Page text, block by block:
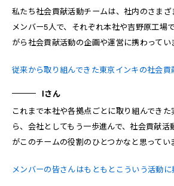
私たち社会貢献活動チームは、社内のさま
メンバー5人で、それぞれ本社や吉野原工場
がら社会貢献活動の企画や運営に携わってい
従来から取り組んできた東京インキの社会貢
Iさん
これまで本社や各拠点ごとに取り組んでき
ら、会社としてもう一歩進んで、社会貢献活
がこのチームの役割のひとつかなと思ってい
メンバーの皆さんはもともとこういう活動に